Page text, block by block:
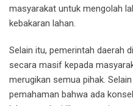
masyarakat untuk mengolah
kebakaran lahan.
Selain itu, pemerintah daerah
secara masif kepada
merugikan semua pihak.
pemahaman bahwa ada